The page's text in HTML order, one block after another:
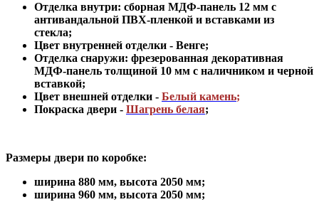
Отделка внутри: сборная МДФ-панель 12 мм с
антивандальной ПВХ-пленкой и вставками из
стекла;
Цвет внутренней отделки - Венге;
Отделка снаружи: фрезерованная декоративная
МДФ-панель толщиной 10 мм с наличником и черной
вставкой;
Цвет внешней отделки - Белый камень;
Покраска двери - Шагрень белая;
Размеры двери по коробке:
ширина 880 мм, высота 2050 мм;
ширина 960 мм, высота 2050 мм;